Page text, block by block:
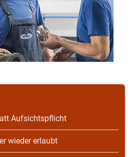
Aufsichtspflicht
wieder erlaubt